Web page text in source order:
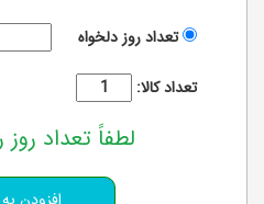
تعداد روز دلخواه
تعداد کالا:
لطفاً تعداد روز